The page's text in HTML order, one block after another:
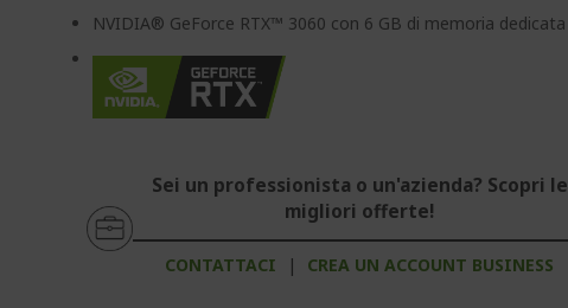
NVIDIA® GeForce RTX™ 3060 con 6 GB di memoria dedicata
Sei un professionista o un'azienda? Scopri le
migliori offerte!
CONTATTACI | CREA UN ACCOUNT BUSINESS